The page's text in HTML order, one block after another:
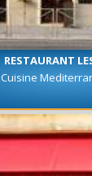
RESTAURANT
Cuisine